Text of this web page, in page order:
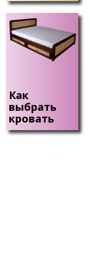
Как
выбрать
кровать